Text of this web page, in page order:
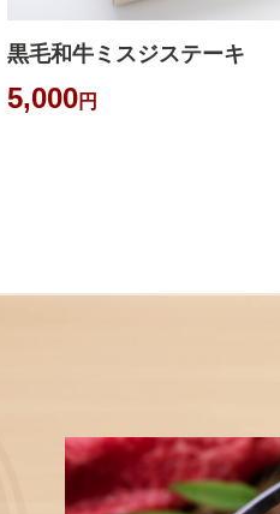
黒毛和牛ミスジステーキ
5,000円